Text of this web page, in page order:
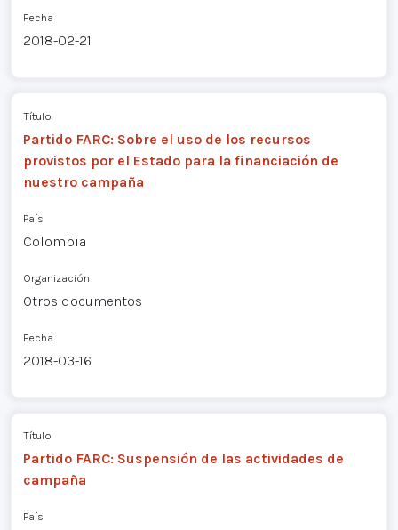
Fecha
2018-02-21
Título
Partido FARC: Sobre el uso de los recursos
provistos por el Estado para la financiación de
nuestro campaña
País
Colombia
Organización
Otros documentos
Fecha
2018-03-16
Título
Partido FARC: Suspensión de las actividades de
campaña
País